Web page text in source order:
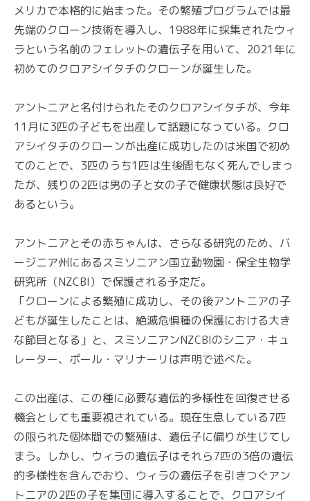
メリカで本格的に始まった。その繁殖プログラムでは最
先端のクローン技術を導入し、1988年に採集されたウィ
ラという名前のフェレットの遺伝子を用いて、2021年に
初めてのクロアシイタチのクローンが誕生した。
アントニアと名付けられたそのクロアシイタチが、今年
11月に3匹の子どもを出産して話題になっている。クロ
アシイタチのクローンが出産に成功したのは米国で初め
てのことで、3匹のうち1匹は生後間もなく死んでしまっ
たが、残りの2匹は男の子と女の子で健康状態は良好で
あるという。
アントニアとその赤ちゃんは、さらなる研究のため、バ
ージニア州にあるスミソニアン国立動物園・保全生物学
研究所（NZCBI）で保護される予定だ。
「クローンによる繁殖に成功し、その後アントニアの子
どもが誕生したことは、絶滅危惧種の保護における大き
な節目となる」と、スミソニアンNZCBIのシニア・キュ
レーター、ポール・マリナーリは声明で述べた。
この出産は、この種に必要な遺伝的多様性を回復させる
機会としても重要視されている。現在生息している7匹
の限られた個体間での繁殖は、遺伝子に偏りが生じてし
まう。しかし、ウィラの遺伝子はそれら7匹の3倍の遺伝
的多様性を含んでおり、ウィラの遺伝子を引きつぐアン
トニアの2匹の子を集団に導入することで、クロアシイ